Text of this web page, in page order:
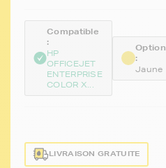
Compatible
:
HP
OFFICEJET
ENTERPRISE
COLOR X...
Option
:
Jaune
LIVRAISON GRATUITE